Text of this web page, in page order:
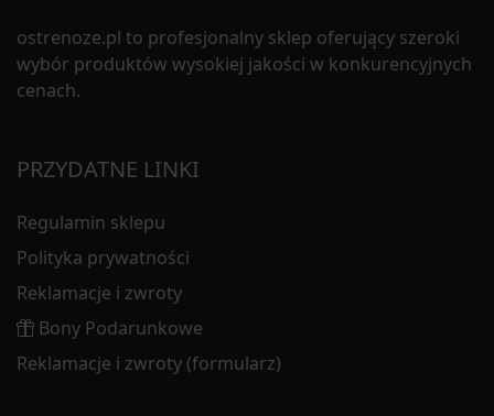
ostrenoze.pl to profesjonalny sklep oferujący szeroki
wybór produktów wysokiej jakości w konkurencyjnych
cenach.
PRZYDATNE LINKI
Regulamin sklepu
Polityka prywatności
Reklamacje i zwroty
Bony Podarunkowe
Reklamacje i zwroty (formularz)